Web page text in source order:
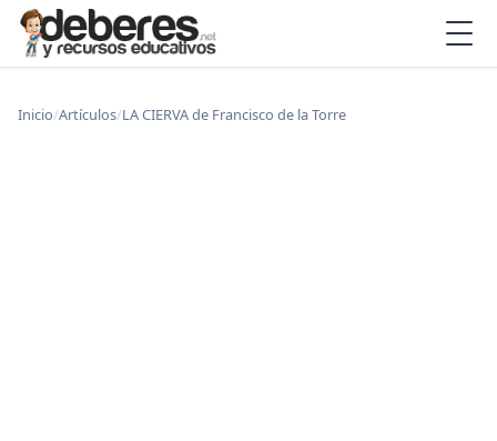
Inicio/Artículos/LA CIERVA de Francisco de la Torre